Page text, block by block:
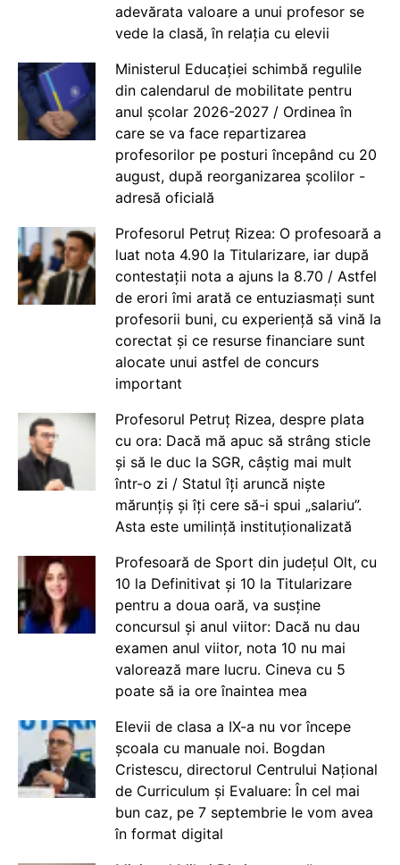
adevărata valoare a unui profesor se
vede la clasă, în relația cu elevii
Ministerul Educației schimbă regulile
din calendarul de mobilitate pentru
anul școlar 2026-2027 / Ordinea în
care se va face repartizarea
profesorilor pe posturi începând cu 20
august, după reorganizarea școlilor -
adresă oficială
Profesorul Petruț Rizea: O profesoară a
luat nota 4.90 la Titularizare, iar după
contestații nota a ajuns la 8.70 / Astfel
de erori îmi arată ce entuziasmați sunt
profesorii buni, cu experiență să vină la
corectat și ce resurse financiare sunt
alocate unui astfel de concurs
important
Profesorul Petruț Rizea, despre plata
cu ora: Dacă mă apuc să strâng sticle
și să le duc la SGR, câștig mai mult
într-o zi / Statul îți aruncă niște
mărunțiș și îți cere să-i spui „salariu”.
Asta este umilință instituționalizată
Profesoară de Sport din județul Olt, cu
10 la Definitivat și 10 la Titularizare
pentru a doua oară, va susține
concursul și anul viitor: Dacă nu dau
examen anul viitor, nota 10 nu mai
valorează mare lucru. Cineva cu 5
poate să ia ore înaintea mea
Elevii de clasa a IX-a nu vor începe
școala cu manuale noi. Bogdan
Cristescu, directorul Centrului Național
de Curriculum și Evaluare: În cel mai
bun caz, pe 7 septembrie le vom avea
în format digital